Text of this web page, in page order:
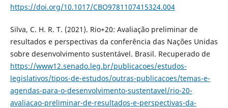
https://doi.org/10.1017/CBO9781107415324.004
Silva, C. H. R. T. (2021). Rio+20: Avaliação preliminar de
resultados e perspectivas da conferência das Nações Unidas
sobre desenvolvimento sustentável. Brasil. Recuperado de
https://www12.senado.leg.br/publicacoes/estudos-
legislativos/tipos-de-estudos/outras-publicacoes/temas-e-
agendas-para-o-desenvolvimento-sustentavel/rio-20-
avaliacao-preliminar-de-resultados-e-perspectivas-da-